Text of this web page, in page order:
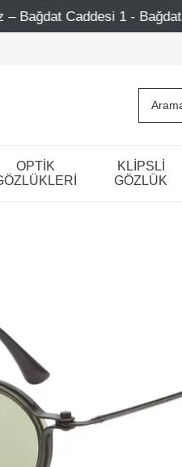
Caddesi 2 -
OPTİK
KLİPSLİ
GÖZLÜK